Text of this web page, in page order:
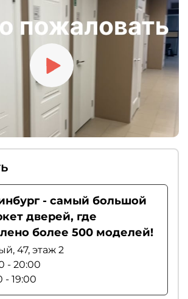
Если вы цените тишину,
выбирать магнитные замки.
- самый большой
дверей, где
более 500 моделей!
47, этаж 2
- 20:00
- 19:00